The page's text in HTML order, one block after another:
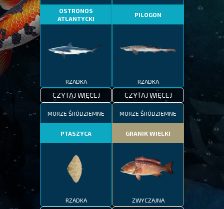
OSTRONOS
ATLANTYCKI
RZADKA
CZYTAJ WIĘCEJ
PILOGON
RZADKA
CZYTAJ WIĘCEJ
MORZE ŚRÓDZIEMNE
PTASZYCA
RZADKA
MORZE ŚRÓDZIEMNE
GRANIK WIELKI
ZWYCZAJNA